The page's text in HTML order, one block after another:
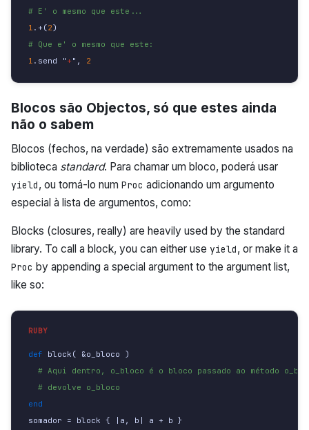
# E' o mesmo que este...
1 .+(2)
# Que e' o mesmo que este:
1 . send " + ", 2
Blocos são Objectos, só que estes ainda
não o sabem
Blocos (fechos, na verdade) são extremamente usados na
biblioteca standard. Para chamar um bloco, poderá usar
yield, ou torná-lo num Proc adicionando um argumento
especial à lista de argumentos, como:
Blocks (closures, really) are heavily used by the standard
library. To call a block, you can either use yield, or make it a
Proc by appending a special argument to the argument list,
like so:
def block ( &o_bloco
)
# Aqui dentro, o_bloco é o bloco passado ao método
# devolve o_bloco
end
somador
= block { a , b a + b }